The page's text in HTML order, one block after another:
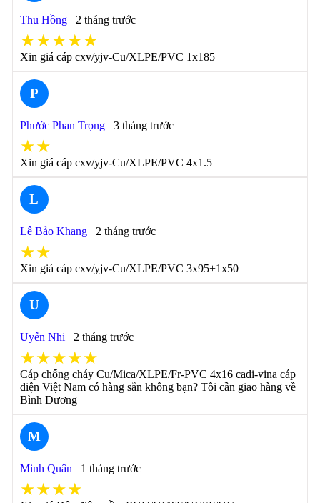
Thu Hồng 2 tháng trước
★★★★★
Xin giá cáp cxv/yjv-Cu/XLPE/PVC 1x185
P
Phước Phan Trọng 3 tháng trước
★★
Xin giá cáp cxv/yjv-Cu/XLPE/PVC 4x1.5
L
Lê Bảo Khang 2 tháng trước
★★
Xin giá cáp cxv/yjv-Cu/XLPE/PVC 3x95+1x50
U
Uyển Nhi 2 tháng trước
★★★★★
Cáp chống cháy Cu/Mica/XLPE/Fr-PVC 4x16 cadi-vina cáp
điện Việt Nam có hàng sẵn không bạn? Tôi cần giao hàng về
Bình Dương
M
Minh Quân 1 tháng trước
★★★★